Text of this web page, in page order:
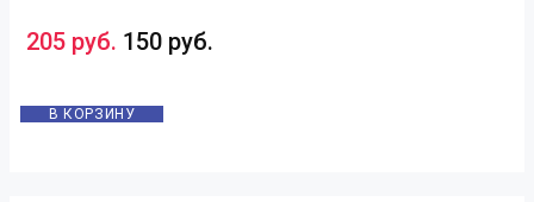
205 руб. 150 руб.
В КОРЗИНУ